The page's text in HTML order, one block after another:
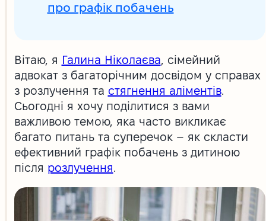
про графік побачень
Вітаю, я Галина Ніколаєва, сімейний
адвокат з багаторічним досвідом у справах
з розлучення та стягнення аліментів.
Сьогодні я хочу поділитися з вами
важливою темою, яка часто викликає
багато питань та суперечок – як скласти
ефективний графік побачень з дитиною
після розлучення.